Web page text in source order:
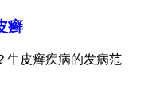
癣
牛皮癣疾病的发病范